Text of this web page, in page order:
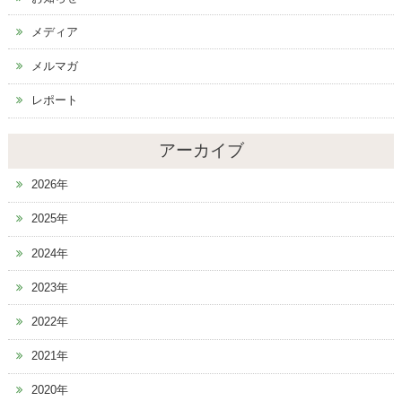
メディア
メルマガ
レポート
アーカイブ
2026年
2025年
2024年
2023年
2022年
2021年
2020年